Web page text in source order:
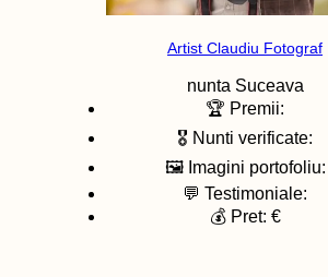
Artist Claudiu Fotograf
nunta Suceava
🏆 Premii:
🎖️ Nunti verificate:
🖼️ Imagini portofoliu:
💬 Testimoniale:
💰 Pret: €